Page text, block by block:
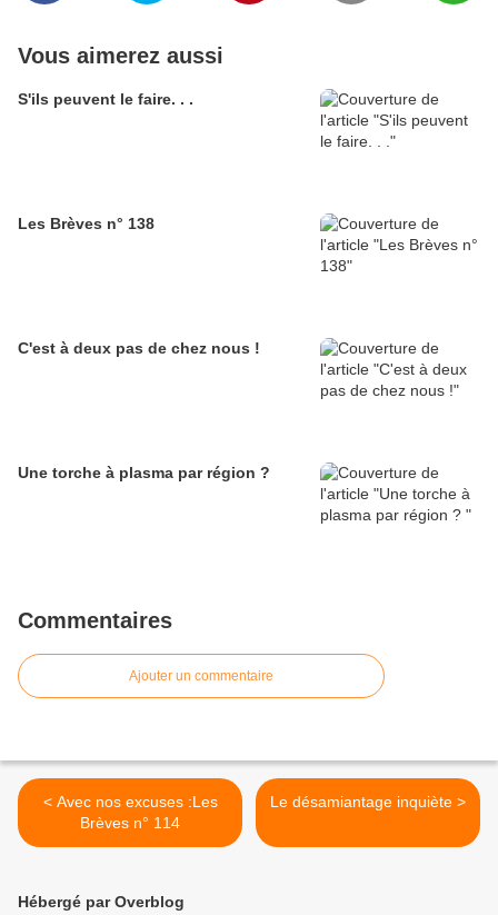
Vous aimerez aussi
S'ils peuvent le faire. . .
Les Brèves n° 138
C'est à deux pas de chez nous !
Une torche à plasma par région ?
Commentaires
Ajouter un commentaire
< Avec nos excuses :Les
Brèves n° 114
Le désamiantage inquiète >
Hébergé par Overblog